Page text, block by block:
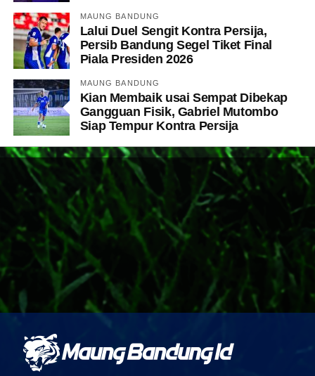
MAUNG BANDUNG
Lalui Duel Sengit Kontra Persija,
Persib Bandung Segel Tiket Final
Piala Presiden 2026
MAUNG BANDUNG
Kian Membaik usai Sempat Dibekap
Gangguan Fisik, Gabriel Mutombo
Siap Tempur Kontra Persija